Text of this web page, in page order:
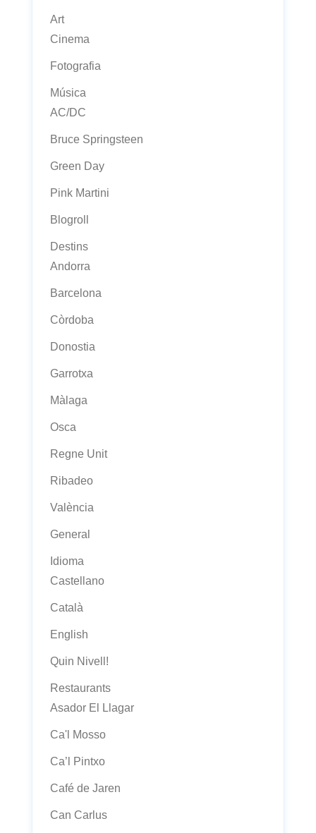
Art
Cinema
Fotografia
Música
AC/DC
Bruce Springsteen
Green Day
Pink Martini
Blogroll
Destins
Andorra
Barcelona
Còrdoba
Donostia
Garrotxa
Màlaga
Osca
Regne Unit
Ribadeo
València
General
Idioma
Castellano
Català
English
Quin Nivell!
Restaurants
Asador El Llagar
Ca'l Mosso
Ca’l Pintxo
Café de Jaren
Can Carlus